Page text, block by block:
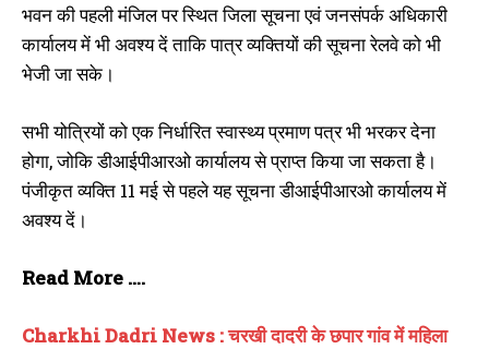
भवन की पहली मंजिल पर स्थित जिला सूचना एवं जनसंपर्क अधिकारी
कार्यालय में भी अवश्य दें ताकि पात्र व्यक्तियों की सूचना रेलवे को भी
भेजी जा सके।
सभी योत्रियों को एक निर्धारित स्वास्थ्य प्रमाण पत्र भी भरकर देना
होगा, जोकि डीआईपीआरओ कार्यालय से प्राप्त किया जा सकता है।
पंजीकृत व्यक्ति 11 मई से पहले यह सूचना डीआईपीआरओ कार्यालय में
अवश्य दें।
Read More ….
Charkhi Dadri News : चरखी दादरी के छपार गांव में महिला